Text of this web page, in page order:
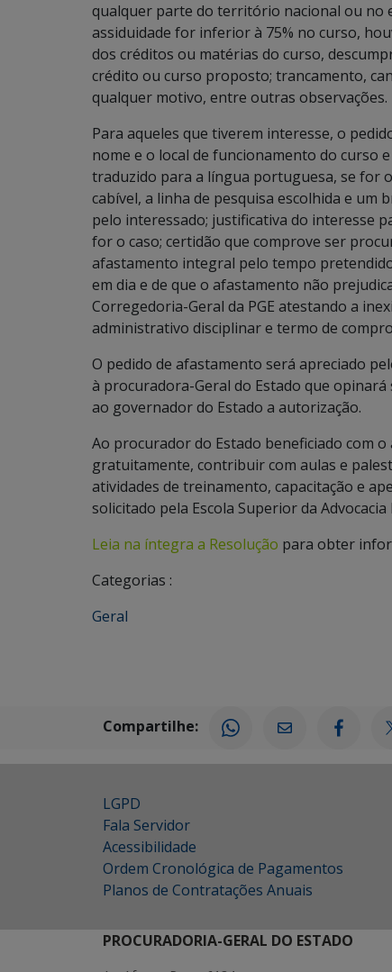
qualquer parte do território nacional ou no
assiduidade for inferior à 75% no curso,
dos créditos ou matérias do curso,
crédito ou curso proposto; trancamento,
qualquer motivo, entre outras observações.
Para aqueles que tiverem interesse, o
nome e o local de funcionamento do curso
traduzido para a língua portuguesa, se for
cabível, a linha de pesquisa escolhida e
pelo interessado; justificativa do interesse
for o caso; certidão que comprove ser
afastamento integral pelo tempo
em dia e de que o afastamento não
Corregedoria-Geral da PGE atestando a
administrativo disciplinar e termo de
O pedido de afastamento será apreciado
à procuradora-Geral do Estado que
ao governador do Estado a autorização.
Ao procurador do Estado beneficiado com
gratuitamente, contribuir com aulas e
atividades de treinamento, capacitação e
solicitado pela Escola Superior da Advocacia
Leia na íntegra a Resolução para obter
Categorias :
Geral
Compartilhe:
LGPD
Fala Servidor
Acessibilidade
Ordem Cronológica de Pagamentos
Planos de Contratações Anuais
PROCURADORIA-GERAL DO ESTADO